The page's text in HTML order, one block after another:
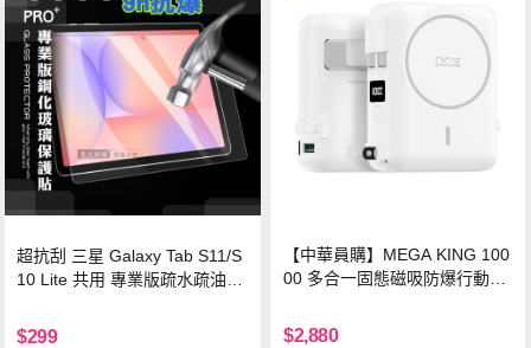
超抗刮 三星 Galaxy Tab S11/S
10 Lite 共用 專業版疏水疏油9H
$299
【中華員購】MEGA KING 100
00 多合一固態磁吸防爆行動電
$2,880